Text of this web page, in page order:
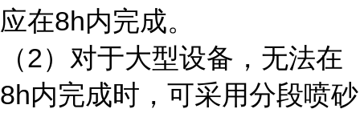
应在8h内完成。
（2）对于大型设备，无法在
8h内完成时，可采用分段喷砂